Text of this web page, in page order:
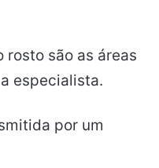
rosto são as áreas
especialista.
por um